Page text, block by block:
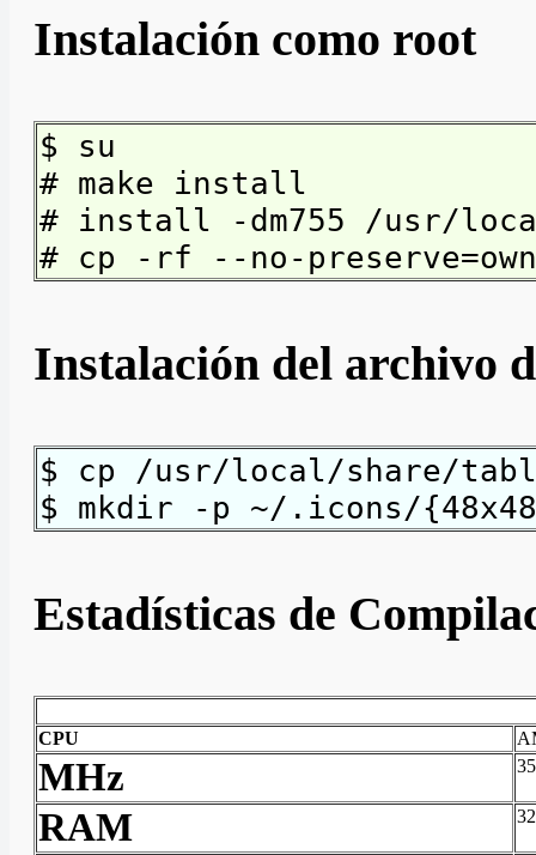
Instalación como root
$ su
# make install
# install -dm755 /usr/
# cp -rf --no-
Instalación del archivo
$ cp /usr/local/share/
$ mkdir -p ~/.icons/
Estadísticas de
CPU
MHz
RAM